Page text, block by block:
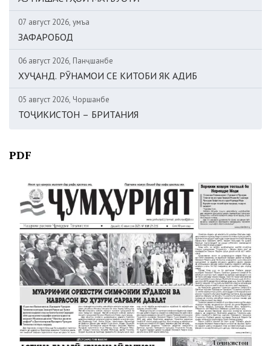
07 август 2026, Ҷумъа
ЗАФАРОБОД
06 август 2026, Панҷшанбе
ХУҶАНД. РӮНАМОИ СЕ КИТОБИ ЯК АДИБ
05 август 2026, Чоршанбе
ТОҶИКИСТОН – БРИТАНИЯ
PDF